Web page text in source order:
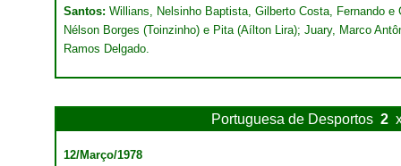
Santos: Willians, Nelsinho Baptista, Gilberto Costa, Fernando e
Nélson Borges (Toinzinho) e Pita (Aílton Lira); Juary, Marco
Ramos Delgado.
Portuguesa de Desportos 2
12/Março/1978